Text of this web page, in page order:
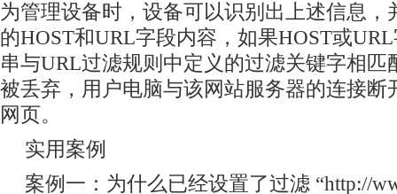
为管理设备时，设备可以识别出上述信息，
的HOST和URL字段内容，如果HOST或
串与URL过滤规则中定义的过滤关键字相匹
被丢弃，用户电脑与该网站服务器的连接断
网页。
实用案例
案例一：为什么已经设置了过滤 “http://